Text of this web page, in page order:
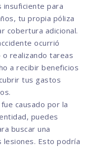
para
tu propia póliza
cobertura adicional.
ocurrió
realizando tareas
a recibir beneficios
tus gastos
causado por la
puedes
buscar una
lesiones. Esto podría